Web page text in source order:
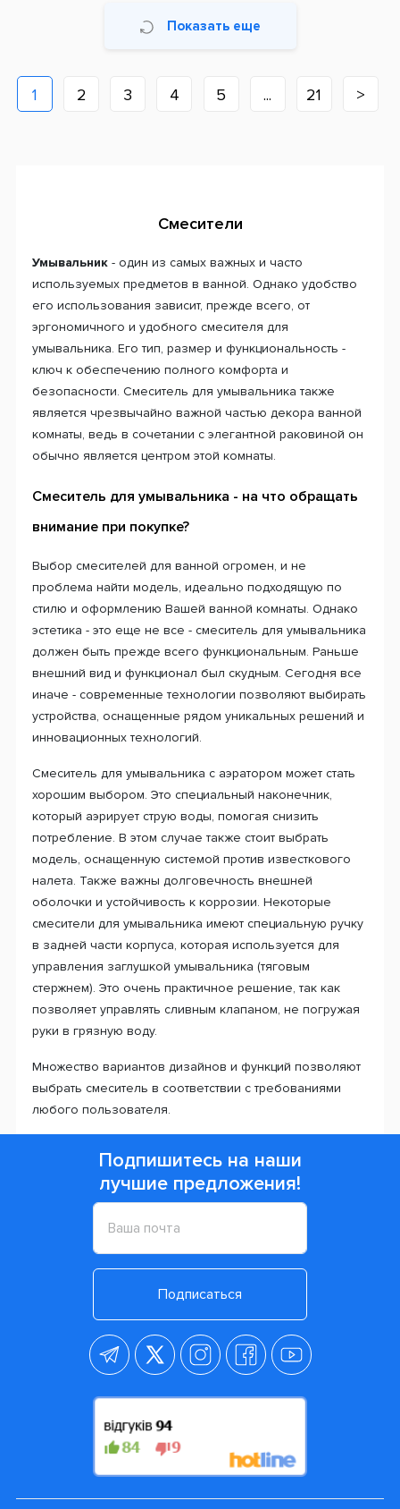
Показать еще
1 2 3 4 5 ... 21 >
Смесители
Умывальник - один из самых важных и часто
используемых предметов в ванной. Однако удобство
его использования зависит, прежде всего, от
эргономичного и удобного смесителя для
умывальника. Его тип, размер и функциональность -
ключ к обеспечению полного комфорта и
безопасности. Смеситель для умывальника также
является чрезвычайно важной частью декора ванной
комнаты, ведь в сочетании с элегантной раковиной он
обычно является центром этой комнаты.
Смеситель для умывальника - на что обращать
внимание при покупке?
Выбор смесителей для ванной огромен, и не
проблема найти модель, идеально подходящую по
стилю и оформлению Вашей ванной комнаты. Однако
эстетика - это еще не все - смеситель для умывальника
должен быть прежде всего функциональным. Раньше
внешний вид и функционал был скудным. Сегодня все
иначе - современные технологии позволяют выбирать
устройства, оснащенные рядом уникальных решений и
инновационных технологий.
Смеситель для умывальника с аэратором может стать
хорошим выбором. Это специальный наконечник,
который аэрирует струю воды, помогая снизить
потребление. В этом случае также стоит выбрать
модель, оснащенную системой против известкового
налета. Также важны долговечность внешней
оболочки и устойчивость к коррозии. Некоторые
смесители для умывальника имеют специальную ручку
в задней части корпуса, которая используется для
управления заглушкой умывальника (тяговым
стержнем). Это очень практичное решение, так как
позволяет управлять сливным клапаном, не погружая
руки в грязную воду.
Множество вариантов дизайнов и функций позволяют
выбрать смеситель в соответствии с требованиями
любого пользователя.
Подпишитесь на наши
лучшие предложения!
Подписаться